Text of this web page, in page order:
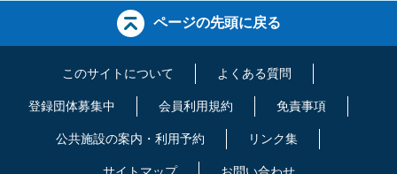
ページの先頭に戻る
このサイトについて よくある質問
登録団体募集中 会員利用規約 免責事項
公共施設の案内・利用予約 リンク集
サイトマップ お問い合わせ